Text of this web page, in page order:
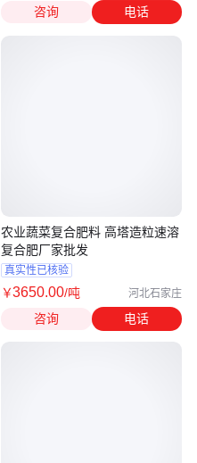
咨询 电话
农业蔬菜复合肥料 高塔造粒速溶
复合肥厂家批发
真实性已核验
￥3650.00/吨 河北石家庄
咨询 电话